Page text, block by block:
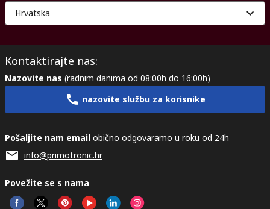
Hrvatska
Kontaktirajte nas:
Nazovite nas (radnim danima od 08:00h do 16:00h)
nazovite službu za korisnike
Pošaljite nam email obično odgovaramo u roku od 24h
info@primotronic.hr
Povežite se s nama